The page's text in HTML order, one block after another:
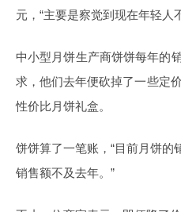
元，“主要是察觉到现在年轻人
中小型月饼生产商饼饼每年的
求，他们去年便砍掉了一些定
性价比月饼礼盒。
饼饼算了一笔账，“目前月饼
销售额不及去年。”